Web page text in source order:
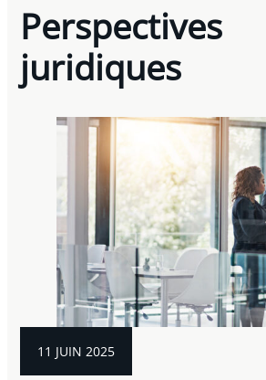
Perspectives
juridiques
11 JUIN 2025